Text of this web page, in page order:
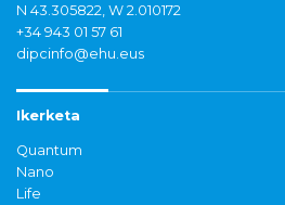
N 43.305822, W 2.010172
+34 943 01 57 61
dipcinfo@ehu.eus
Ikerketa
Quantum
Nano
Life